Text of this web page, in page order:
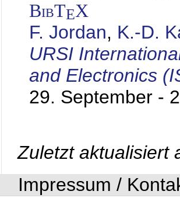
BibTEX
F. Jordan, K.-D.
URSI
and Electronics
29. September -
Zuletzt aktualisiert
Impressum /